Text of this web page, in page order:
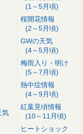
気
(1～5月頃)
桜開花情報
(2～5月頃)
GWの天気
(4～5月頃)
梅雨入り・明け
(5～7月頃)
熱中症情報
(4～9月頃)
紅葉見頃情報
(10～11月頃)
ヒートショック